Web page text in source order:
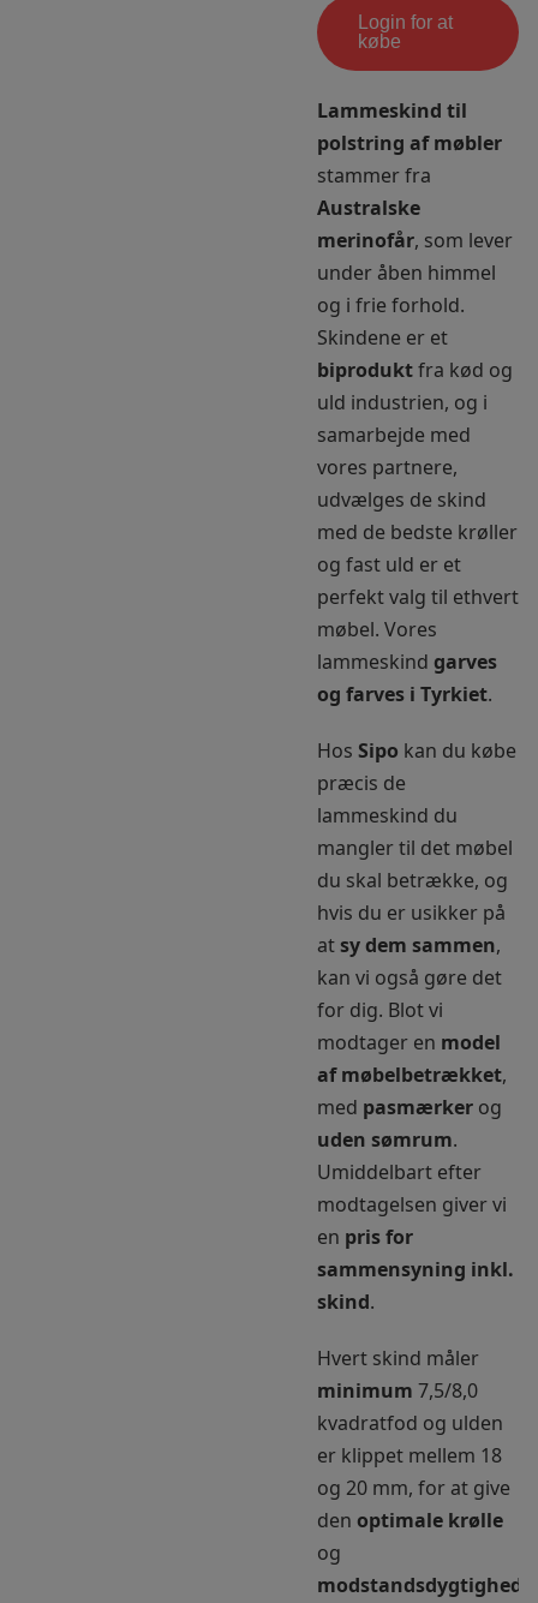
Login for at
købe
Lammeskind til
polstring af møbler
stammer fra
Australske
merinofår, som lever
under åben himmel
og i frie forhold.
Skindene er et
biproduktfra kød og
uld industrien, og i
samarbejde med
vores partnere,
udvælges de skind
med de bedste krøller
og fast uld er et
perfekt valg til ethvert
møbel. Vores
lammeskind garves
og farves i Tyrkiet.
Hos Sipo kan du købe
præcis de
lammeskind du
mangler til det møbel
du skal betrække, og
hvis du er usikker på
atsy dem sammen,
kan vi også gøre det
for dig. Blot vi
modtager en model
af møbelbetrækket,
med pasmærker og
uden sømrum.
Umiddelbart efter
modtagelsen giver vi
en pris for
sammensyning inkl.
skind.
Hvert skind måler
minimum 7,5/8,0
kvadratfod og ulden
er klippet mellem 18
og 20 mm, for at give
den optimale krølle
og
modstandsdygtighed